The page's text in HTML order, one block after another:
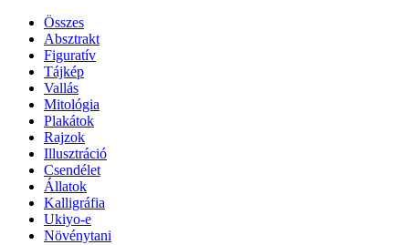
Összes
Absztrakt
Figuratív
Tájkép
Vallás
Mitológia
Plakátok
Rajzok
Illusztráció
Csendélet
Állatok
Kalligráfia
Ukiyo-e
Növénytani